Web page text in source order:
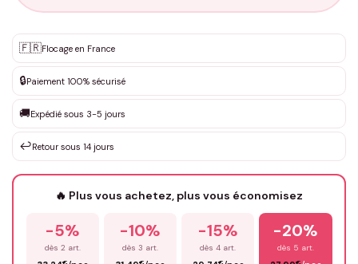
✨ Personnalisation sur mesure
DEVIS GRATUIT · Personnalisation de 3 à 10€ selon la demande
Que souhaitez-vous ?*
Votre texte / idée*
Prénom*
🇫🇷Flocage en France
🔒Paiement 100% sécurisé
🚚Expédié sous 3-5 jours
↩️Retour sous 14 jours
🔥 Plus vous achetez, plus vous économisez
-5%
dès 2 art.
-10%
dès 3 art.
-15%
dès 4 art.
-20%
dès 5 art.